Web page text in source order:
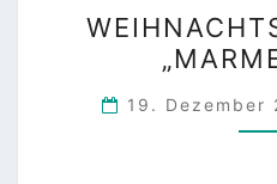
19. Dezember